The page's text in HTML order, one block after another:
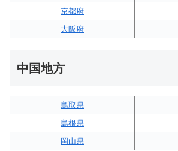
京都府
大阪府
中国地方
鳥取県
島根県
岡山県